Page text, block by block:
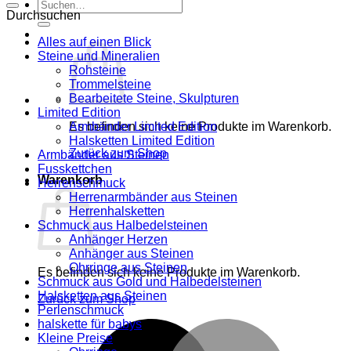
Suche
nach:
Es befinden sich keine Produkte im Warenkorb.
Zurück zum Shop
Warenkorb
Es befinden sich keine Produkte im Warenkorb.
Zurück zum Shop
Durchsuchen
Alles auf einen Blick
Steine und Mineralien
Rohsteine
Trommelsteine
Bearbeitete Steine, Skulpturen
Limited Edition
Armbänder Limited Edition
Halsketten Limited Edition
Armbänder aus Steinen
Fusskettchen
Herrenschmuck
Herrenarmbänder aus Steinen
Herrenhalsketten
Schmuck aus Halbedelsteinen
Anhänger Herzen
Anhänger aus Steinen
Ohrringe aus Steinen
Schmuck aus Gold und Halbedelsteinen
Halsketten aus Steinen
Perlenschmuck
halskette für babys
Kleine Preise